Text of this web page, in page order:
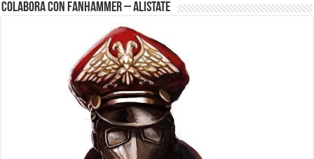
Colabora con FanHammer – Alistate